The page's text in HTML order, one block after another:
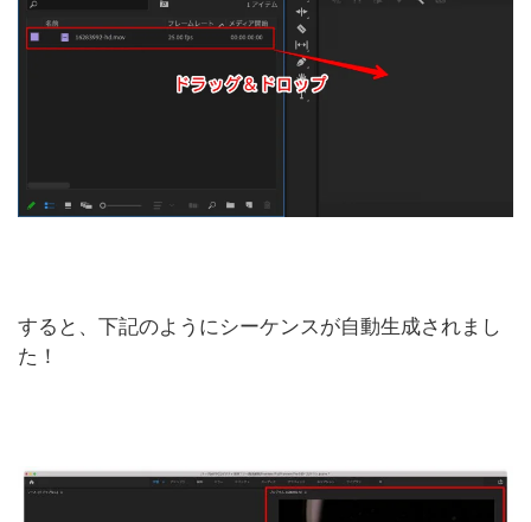
すると、下記のようにシーケンスが自動生成されまし
た！